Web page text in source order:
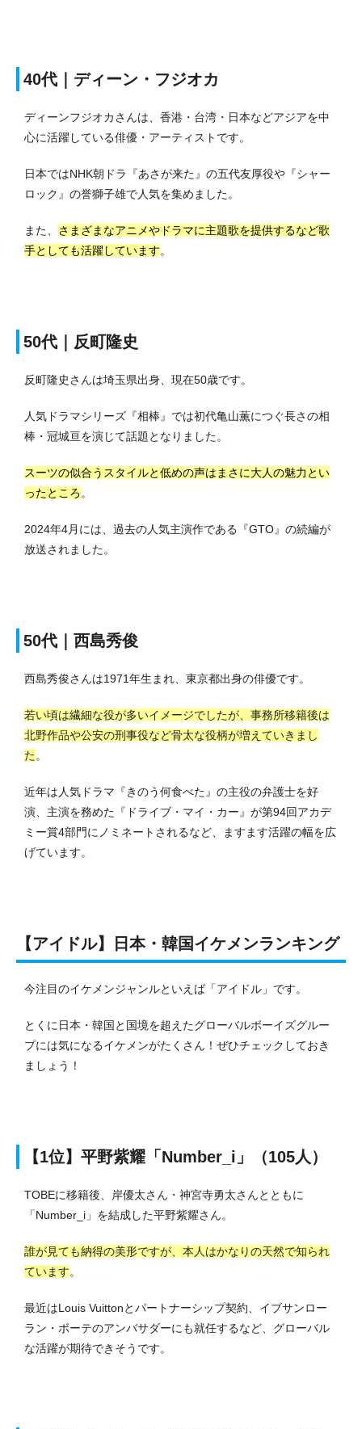
40代｜ディーン・フジオカ
ディーンフジオカさんは、香港・台湾・日本などアジアを中
心に活躍している俳優・アーティストです。
日本ではNHK朝ドラ『あさが来た』の五代友厚役や『シャー
ロック』の誉獅子雄で人気を集めました。
また、 さまざまなアニメやドラマに主題歌を提供するなど歌
手としても活躍しています。
50代｜反町隆史
反町隆史さんは埼玉県出身、現在50歳です。
人気ドラマシリーズ『相棒』では初代亀山薫につぐ長さの相
棒・冠城亘を演じて話題となりました。
スーツの似合うスタイルと低めの声はまさに大人の魅力とい
ったところ 。
2024年4月には、過去の人気主演作である『GTO』の続編が
放送されました。
50代｜西島秀俊
西島秀俊さんは1971年生まれ、東京都出身の俳優です。
若い頃は繊細な役が多いイメージでしたが、事務所移籍後は
北野作品や公安の刑事役など骨太な役柄が増えていきまし
た。
近年は人気ドラマ『きのう何食べた』の主役の弁護士を好
演、主演を務めた『ドライブ・マイ・カー』が第94回アカデ
ミー賞4部門にノミネートされるなど、ますます活躍の幅を広
げています。
【アイドル】日本・韓国イケメンランキング
今注目のイケメンジャンルといえば「アイドル」です。
とくに日本・韓国と国境を超えたグローバルボーイズグルー
プには気になるイケメンがたくさん！ぜひチェックしておき
ましょう！
【1位】平野紫耀「Number_i」（105人）
TOBEに移籍後、岸優太さん・神宮寺勇太さんとともに
「Number_i」を結成した平野紫耀さん。
誰が見ても納得の美形ですが、本人はかなりの天然で知られ
ています。
最近はLouis Vuittonとパートナーシップ契約、イブサンロー
ラン・ボーテのアンバサダーにも就任するなど、グローバル
な活躍が期待できそうです。